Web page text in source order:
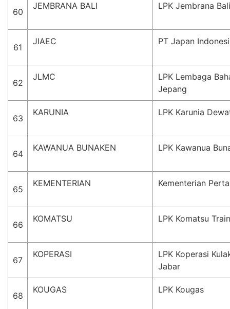
60
JEMBRANA BALI LPK Jembrana Bali
61
JIAEC PT Japan
62
JLMC
LPK Lembaga
Jepang
63
KARUNIA LPK Karunia
64
KAWANUA BUNAKEN LPK Kawanua
65
KEMENTERIAN Kementerian
66
KOMATSU LPK Komatsu
67
KOPERASI
LPK Koperasi
Jabar
68
KOUGAS LPK Kougas